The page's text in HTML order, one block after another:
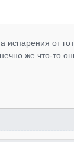
от
же что-то